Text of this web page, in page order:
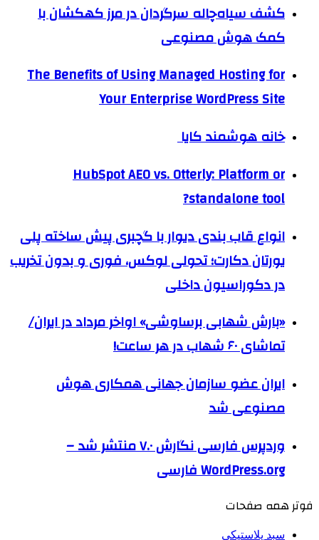
کشف سیاه‌چاله سرگردان در مرز کهکشان با
کمک هوش مصنوعی
The Benefits of Using Managed Hosting for
Your Enterprise WordPress Site
خانه هوشمند کایا
HubSpot AEO vs. Otterly: Platform or
standalone tool?
انواع قاب بندی دیوار با گچبری پیش ساخته پلی
یورتان دکارت؛ تحولی لوکس، فوری و بدون تخریب
در دکوراسیون داخلی
«بارش شهابی برساوشی» اواخر مرداد در ایران/
تماشای ۶۰ شهاب در هر ساعت!
ایران عضو سازمان جهانی همکاری هوش
مصنوعی شد
وردپرس فارسی نگارش ۷.۰ منتشر شد –
WordPress.org فارسی
فوتر همه صفحات
سبد پلاستیکی